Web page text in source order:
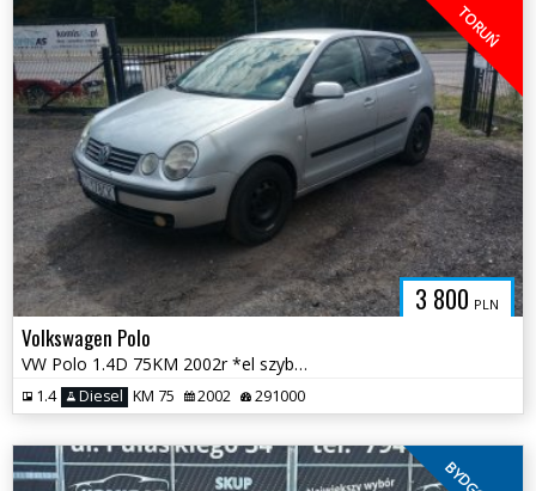
3 800 PLN
TORUŃ
Volkswagen Polo
VW Polo 1.4D 75KM 2002r *el szyby el lusterka klimatyzacja* Toruń
1.4 Diesel KM 75 2002 291000